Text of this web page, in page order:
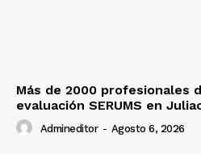
Más de 2000 profesionales
evaluación SERUMS en
Admineditor - Agosto 6, 2026